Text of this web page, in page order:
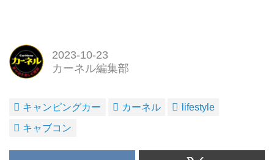
2023-10-23
カーネル編集部
キャンピングカー カーネル
lifestyle
キャブコン